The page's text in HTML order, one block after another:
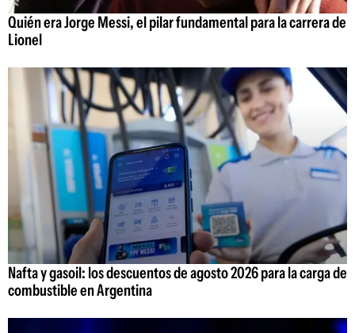
Quién era Jorge Messi, el pilar fundamental para la carrera de
Lionel
Nafta y gasoil: los descuentos de agosto 2026 para la carga de
combustible en Argentina